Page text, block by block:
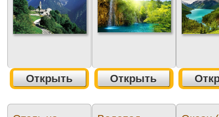
Открыть Открыть